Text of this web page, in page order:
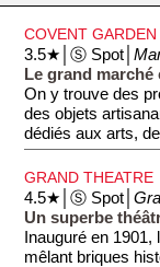
COVENT
3.5★│Ⓢ Spot│
Le grand
On y trouve des
des objets
dédiés aux arts,
GRAND THEATRE
4.5★│Ⓢ Spot│
Un superbe
Inauguré en
mêlant briques